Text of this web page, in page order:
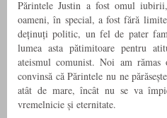
Părintele Justin a fost omul
oameni, în special, a fost fără
deținuți politic, un fel de pater
lumea asta pătimitoare pentru
ateismul comunist. Noi am
convinsă că Părintele nu ne
atât de mare, încât nu se va
vremelnicie și eternitate.